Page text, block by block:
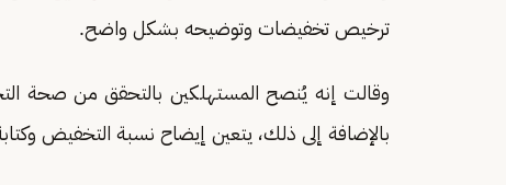
ترخيص تخفيضات وتوضيحه بشكل واضح.
وقالت إنه يُنصح المستهلكين بالتحقق من صحة
بالإضافة إلى ذلك، يتعين إيضاح نسبة التخفيض